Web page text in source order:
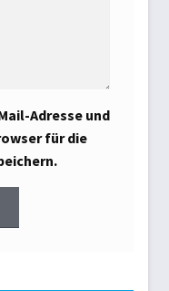
Adresse und
für die